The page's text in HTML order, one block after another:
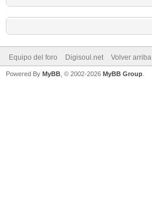
Equipo del foro Digisoul.net Volver arriba
Powered By MyBB , © 2002-2026 MyBB Group